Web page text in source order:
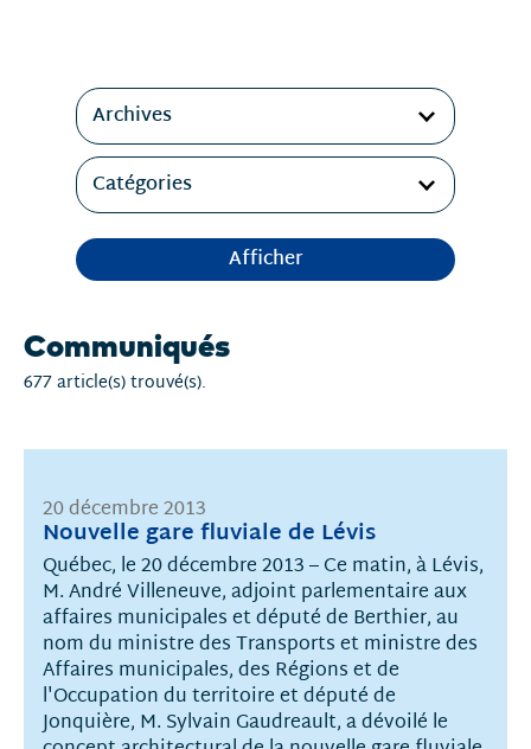
Filtres
Archives
Catégories
Afficher
Communiqués
677 article(s) trouvé(s).
Nouvelle gare fluviale de Lévis
20 décembre 2013
Québec, le 20 décembre 2013 – Ce matin, à Lévis,
M. André Villeneuve, adjoint parlementaire aux
affaires municipales et député de Berthier, au
nom du ministre des Transports et ministre des
Affaires municipales, des Régions et de
l'Occupation du territoire et député de
Jonquière, M. Sylvain Gaudreault, a dévoilé le